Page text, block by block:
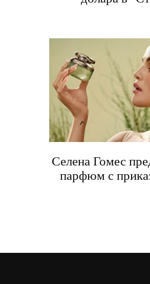
Селена Гомес
парфюм с